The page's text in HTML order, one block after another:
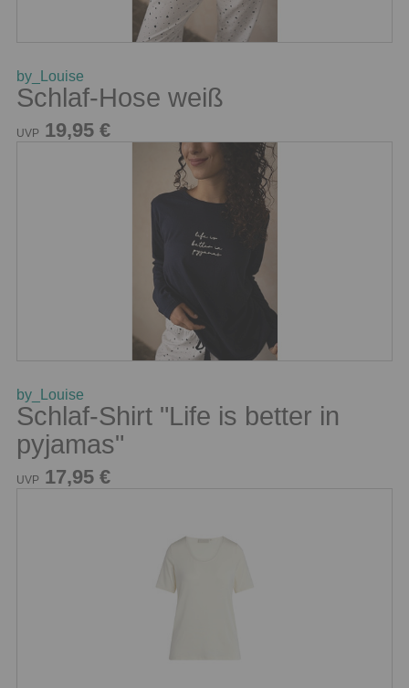
by_Louise
Schlaf-Hose weiß
UVP 19,95 €
by_Louise
Schlaf-Shirt "Life is better in
pyjamas"
UVP 17,95 €